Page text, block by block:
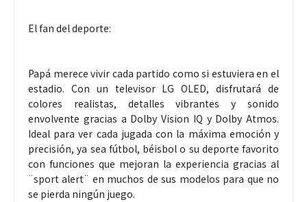
El fan del deporte:
Papá merece vivir cada partido como si estuviera en el
estadio. Con un televisor LG OLED, disfrutará de
colores realistas, detalles vibrantes y sonido
envolvente gracias a Dolby Vision IQ y Dolby Atmos.
Ideal para ver cada jugada con la máxima emoción y
precisión, ya sea fútbol, béisbol o su deporte favorito
con funciones que mejoran la experiencia gracias al
¨sport alert¨ en muchos de sus modelos para que no
se pierda ningún juego.